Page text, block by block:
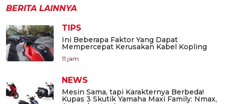
BERITA LAINNYA
TIPS
Ini Beberapa Faktor Yang Dapat
Mempercepat Kerusakan Kabel Kopling
11 jam
NEWS
Mesin Sama, tapi Karakternya Berbeda!
Kupas 3 Skutik Yamaha Maxi Family: Nmax,